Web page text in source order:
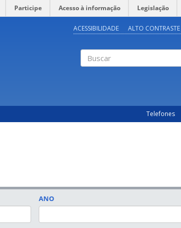
Participe Acesso à informação Legislação
ACESSIBILIDADE ALTO CONTRASTE
Telefones
ANO